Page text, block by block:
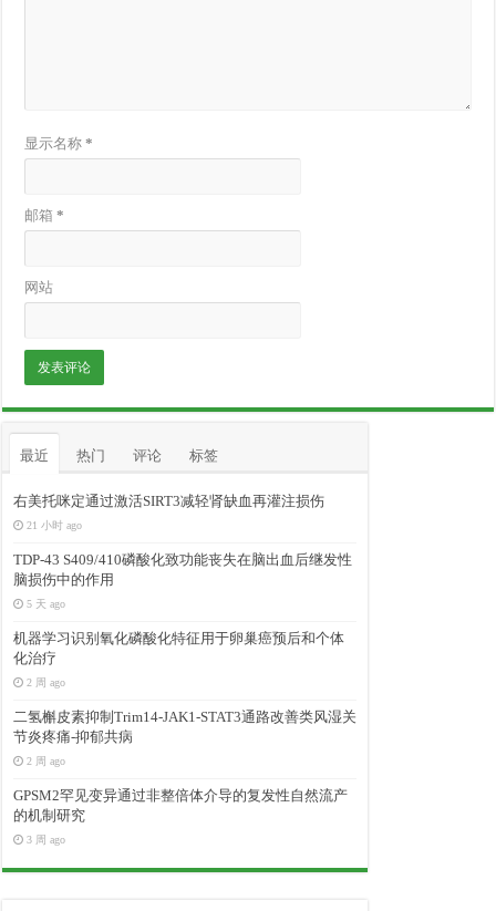
显示名称*
邮箱*
网站
最近 热门 评论 标签
右美托咪定通过激活SIRT3减轻肾缺血再灌注损伤
21 小时 ago
TDP-43 S409/410磷酸化致功能丧失在脑出血后继发性
脑损伤中的作用
5 天 ago
机器学习识别氧化磷酸化特征用于卵巢癌预后和个体
化治疗
2 周 ago
二氢槲皮素抑制Trim14-JAK1-STAT3通路改善类风湿关
节炎疼痛-抑郁共病
2 周 ago
GPSM2罕见变异通过非整倍体介导的复发性自然流产
的机制研究
3 周 ago